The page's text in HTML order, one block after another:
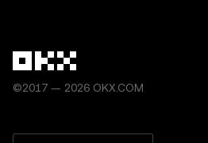
©2017 — 2026 OKX.COM